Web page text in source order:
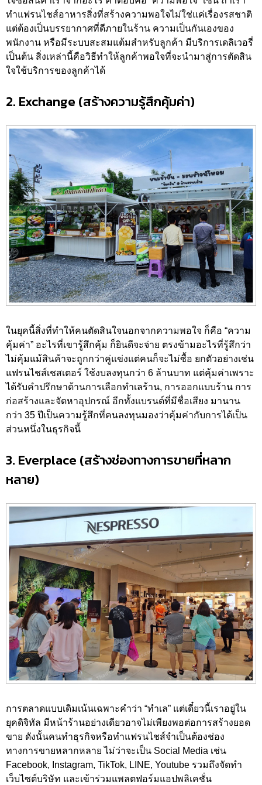
ทำแฟรนไชส์อาหารสิ่งที่สร้างความพอใจไม่ใช่แค่เรื่องรสชาติ
แต่ต้องเป็นบรรยากาศที่ดีภายในร้าน ความเป็นกันเองของ
พนักงาน หรือมีระบบสะสมแต้มสำหรับลูกค้า มีบริการเดลิเวอรี่
เป็นต้น สิ่งเหล่านี้คือวิธีทำให้ลูกค้าพอใจที่จะนำมาสู่การตัดสิน
ใจใช้บริการของลูกค้าได้
2. Exchange (สร้างความรู้สึกคุ้มค่า)
ในยุคนี้สิ่งที่ทำให้คนตัดสินใจนอกจากความพอใจ ก็คือ “ความ
คุ้มค่า” อะไรที่เขารู้สึกคุ้ม ก็ยินดีจะจ่าย ตรงข้ามอะไรที่รู้สึกว่า
ไม่คุ้มแม้สินค้าจะถูกกว่าคู่แข่งแต่คนก็จะไม่ซื้อ ยกตัวอย่างเช่น
แฟรนไชส์เชสเตอร์ ใช้งบลงทุนกว่า 6 ล้านบาท แต่คุ้มค่าเพราะ
ได้รับคำปรึกษาด้านการเลือกทำเลร้าน, การออกแบบร้าน การ
ก่อสร้างและจัดหาอุปกรณ์ อีกทั้งแบรนด์ที่มีชื่อเสียง มานาน
กว่า 35 ปีเป็นความรู้สึกที่คนลงทุนมองว่าคุ้มค่ากับการได้เป็น
ส่วนหนึ่งในธุรกิจนี้
3. Everplace (สร้างช่องทางการขายที่หลาก
หลาย)
การตลาดแบบเดิมเน้นเฉพาะคำว่า “ทำเล” แต่เดี๋ยวนี้เราอยู่ใน
ยุคดิจิทัล มีหน้าร้านอย่างเดียวอาจไม่เพียงพอต่อการสร้างยอด
ขาย ดังนั้นคนทำธุรกิจหรือทำแฟรนไชส์จำเป็นต้องช่อง
ทางการขายหลากหลาย ไม่ว่าจะเป็น Social Media เช่น
Facebook, Instagram, TikTok, LINE, Youtube รวมถึงจัดทำ
เว็บไซต์บริษัท และเข้าร่วมแพลตฟอร์มแอปพลิเคชั่น